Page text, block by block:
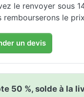
le renvoyer sous
rembourserons le
un devis
50 %, solde à la